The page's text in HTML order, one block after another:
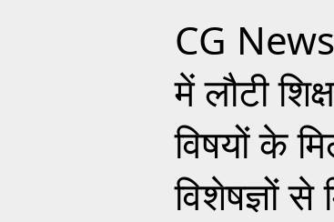
CG
में लौटी
विषयों के
विशेषज्ञों से